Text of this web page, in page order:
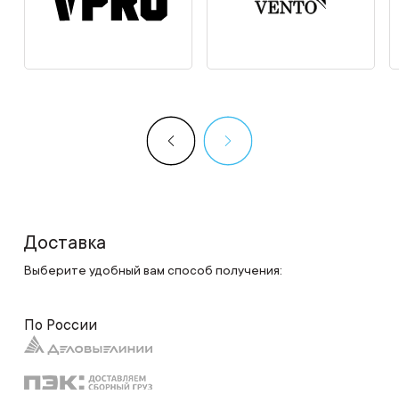
Доставка
Выберите удобный вам способ получения:
По России